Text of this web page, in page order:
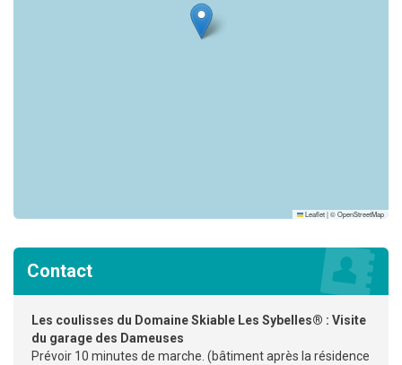
Leaflet|©OpenStreetMap
Contact
Les coulisses du Domaine Skiable Les Sybelles® : Visite
du garage des Dameuses
Prévoir 10 minutes de marche. (bâtiment après la résidence